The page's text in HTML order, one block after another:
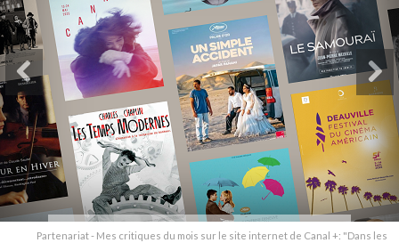
Partenariat - Mes critiques du mois sur le site internet de Canal +: "Dans les